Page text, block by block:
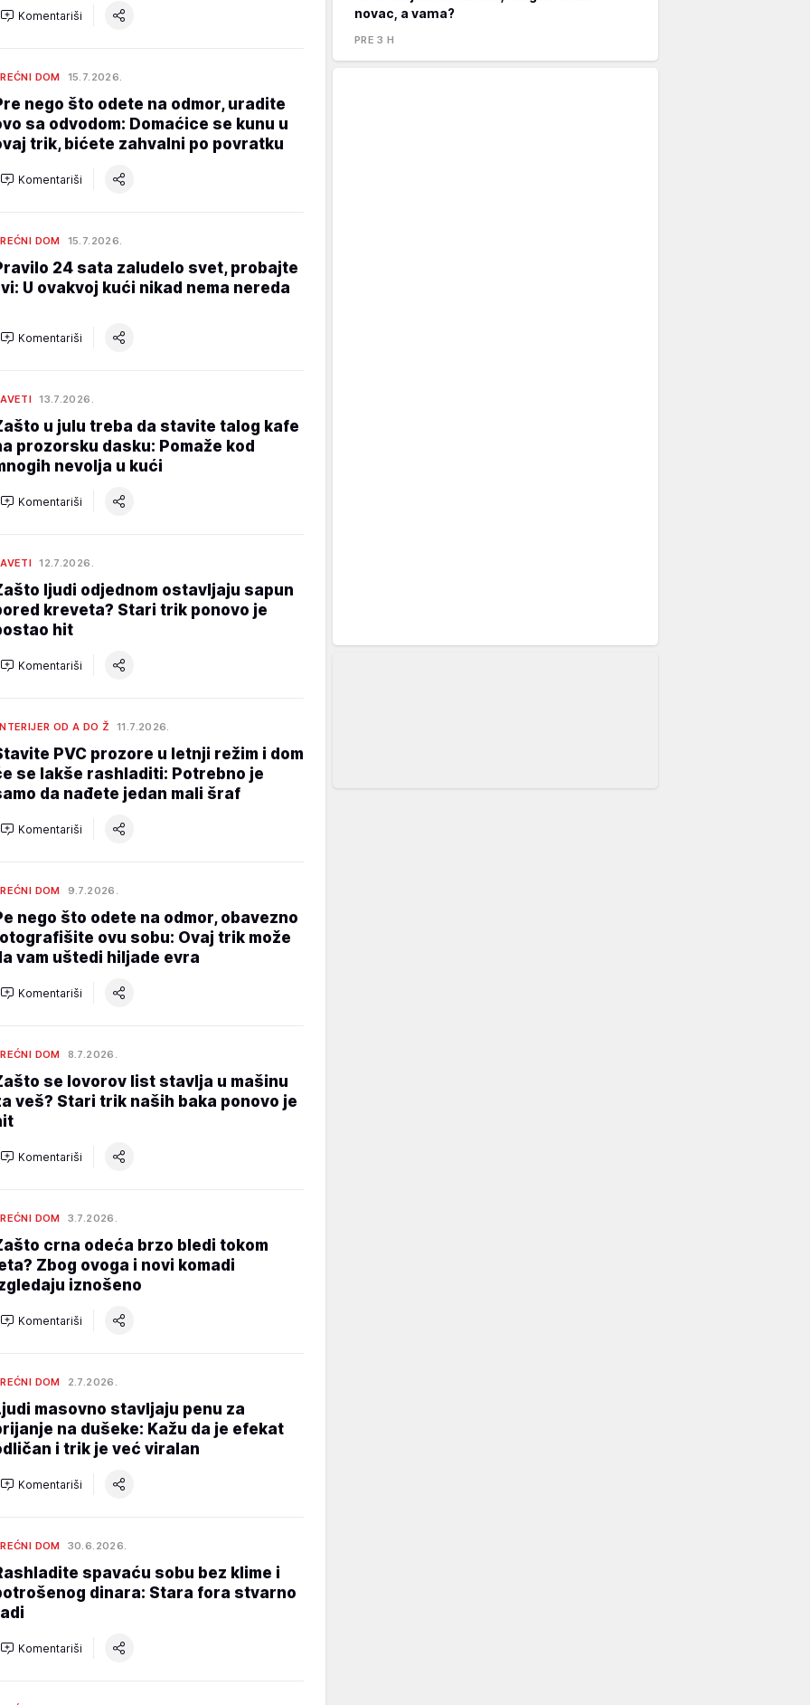
Komentariši
DOM 15.7.2026.
nego što odete na odmor, uradite
sa odvodom: Domaćice se kunu u
trik, bićete zahvalni po povratku
Komentariši
DOM 15.7.2026.
24 sata zaludelo svet, probajte
U ovakvoj kući nikad nema nereda
Komentariši
13.7.2026.
u julu treba da stavite talog kafe
prozorsku dasku: Pomaže kod
nevolja u kući
Komentariši
12.7.2026.
ljudi odjednom ostavljaju sapun
kreveta? Stari trik ponovo je
hit
Komentariši
OD A DO Ž 11.7.2026.
PVC prozore u letnji režim i dom
se lakše rashladiti: Potrebno je
da nađete jedan mali šraf
Komentariši
DOM 9.7.2026.
nego što odete na odmor, obavezno
ovu sobu: Ovaj trik može
vam uštedi hiljade evra
Komentariši
DOM 8.7.2026.
se lovorov list stavlja u mašinu
veš? Stari trik naših baka ponovo je
Komentariši
DOM 3.7.2026.
crna odeća brzo bledi tokom
Zbog ovoga i novi komadi
iznošeno
Komentariši
DOM 2.7.2026.
masovno stavljaju penu za
na dušeke: Kažu da je efekat
i trik je već viralan
Komentariši
DOM 30.6.2026.
spavaću sobu bez klime i
dinara: Stara fora stvarno
Komentariši
novac, a vama?
PRE 3 H